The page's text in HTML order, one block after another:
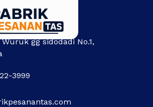
gg sidodadi No.1,
3999